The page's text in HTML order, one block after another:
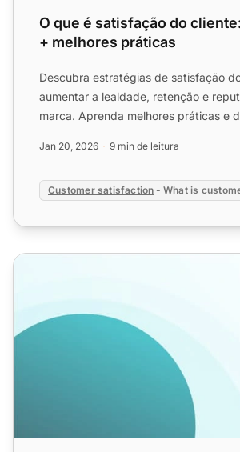
O que é satisfação do
+ melhores práticas
Descubra estratégias de satisfação
aumentar a lealdade, retenção e
marca. Aprenda melhores práticas e
Jan 20, 2026 9 min de leitura
Customer satisfaction - What is
Feedback do cliente: Importância e